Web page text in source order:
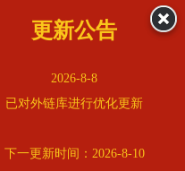
弊吗？ 超级外链只是一个简便而集成
。如果是作弊，那您可以使用超级外
吗？
以到站长论坛发布外链，到友情链接
流量和外链，
查看展示页面
是否收录
更新公告
2026-8-8
已对外链库进行优化更新
下一更新时间：2026-8-10